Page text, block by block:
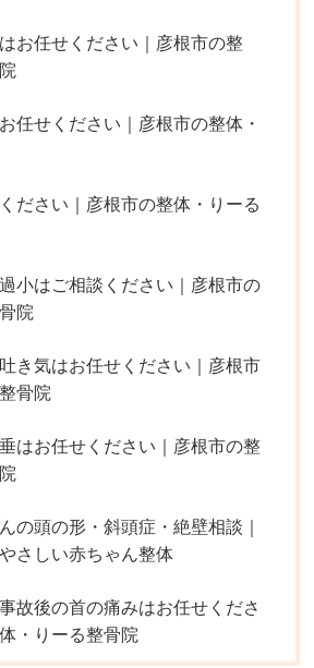
お任せください｜彦根市の整
任せください｜彦根市の整体・
ださい｜彦根市の整体・りーる
小はご相談ください｜彦根市の
院
き気はお任せください｜彦根市
骨院
はお任せください｜彦根市の整
の頭の形・斜頭症・絶壁相談｜
さしい赤ちゃん整体
故後の首の痛みはお任せくださ
・りーる整骨院